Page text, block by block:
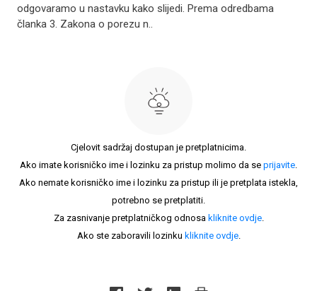
odgovaramo u nastavku kako slijedi. Prema odredbama
članka 3. Zakona o porezu n..
Cjelovit sadržaj dostupan je pretplatnicima.
Ako imate korisničko ime i lozinku za pristup molimo da se prijavite.
Ako nemate korisničko ime i lozinku za pristup ili je pretplata istekla,
potrebno se pretplatiti.
Za zasnivanje pretplatničkog odnosa kliknite ovdje.
Ako ste zaboravili lozinku kliknite ovdje.